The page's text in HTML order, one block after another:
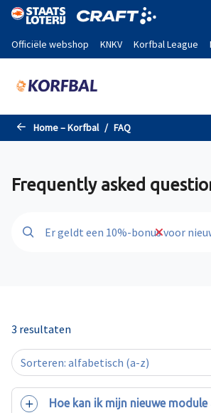
Naar de hoofdinhoud gaan
Officiële webshop KNKV Korfbal League
Home – Korfbal FAQ
Frequently asked
3 resultaten
Hoe kan ik mijn nieuwe module